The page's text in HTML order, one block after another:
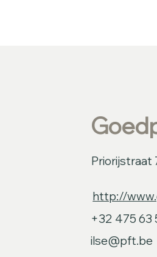
Priorijstraat
http://
+32 475 63
ilse@pft.be